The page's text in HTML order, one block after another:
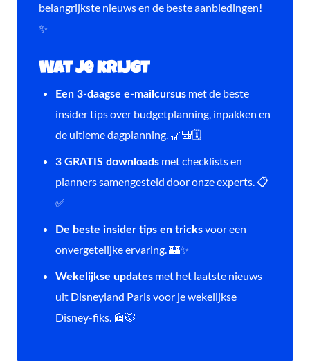
belangrijkste nieuws en de beste aanbiedingen!
✨
Wat je krijgt
Een 3-daagse e-mailcursus met de beste
insider tips over budgetplanning, inpakken en
de ultieme dagplanning. 🎢🎒🗓️
3 GRATIS downloads met checklists en
planners samengesteld door onze experts. 📋
✅
De beste insider tips en tricksvoor een
onvergetelijke ervaring. 🏰✨
Wekelijkse updates met het laatste nieuws
uit Disneyland Paris voor je wekelijkse
Disney-fiks. 📰🐭